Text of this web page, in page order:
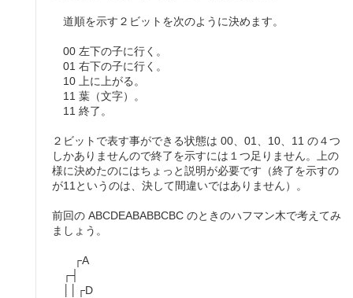
道順を示す２ビットを次のように決めます。
00 左下の子に行く。
01 右下の子に行く。
10 上に上がる。
11 葉（文字）。
11 終了。
２ビットで表す事ができる状態は 00、01、10、11 の４つ
しかありませんので終了を示すには１つ足りません。上の
様に決めたのにはちょっと説明が必要です（終了を示すの
が11というのは、決して間違いではありません）。
前回の ABCDEABABBCBC のときのハフマン木で考えてみ
ましょう。
┌A
┌┤
││┌D